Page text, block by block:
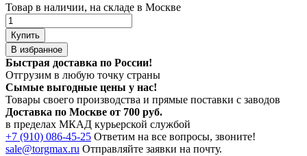
Товар в наличии, на складе в Москве
Купить
В избранное
Быстрая доставка по России!
Отгрузим в любую точку страны
Сымые выгодные цены у нас!
Товары своего производства и прямые поставки с заводов
Доставка по Москве от 700 руб.
в пределах МКАД курьерской службой
+7 (910) 086-45-25 Ответим на все вопросы, звоните!
sale@torgmax.ru Отправляйте заявки на почту.